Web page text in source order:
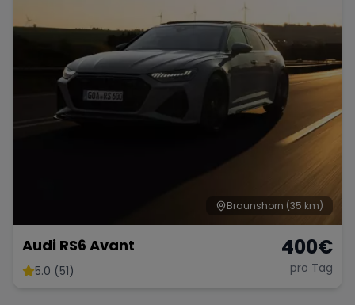
Braunshorn (35 km)
Audi RS6 Avant
5.0 (51)
400€
pro Tag